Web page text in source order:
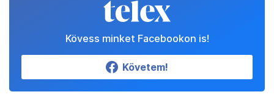
Kövess minket Facebookon is!
Követem!